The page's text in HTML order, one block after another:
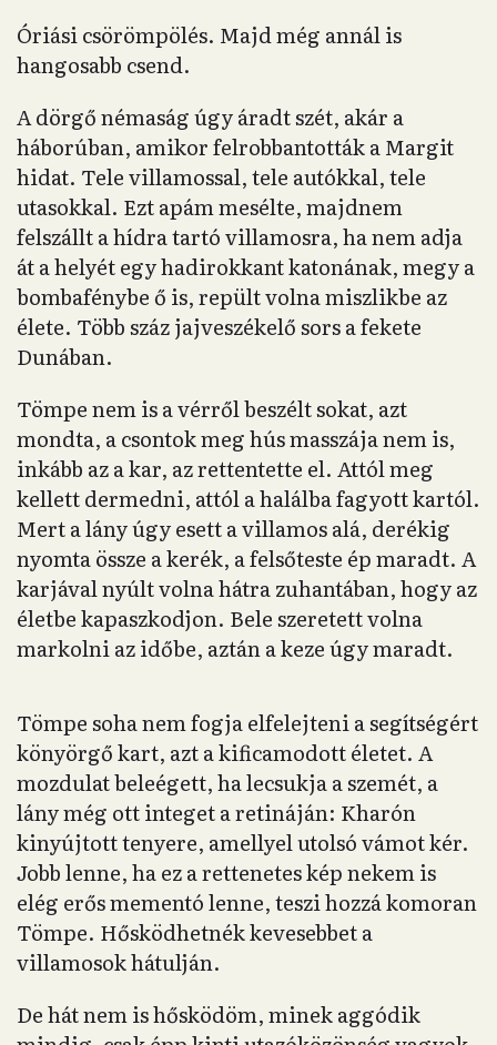
Óriási csörömpölés. Majd még annál is
hangosabb csend.
A dörgő némaság úgy áradt szét, akár a
háborúban, amikor felrobbantották a Margit
hidat. Tele villamossal, tele autókkal, tele
utasokkal. Ezt apám mesélte, majdnem
felszállt a hídra tartó villamosra, ha nem adja
át a helyét egy hadirokkant katonának, megy a
bombafénybe ő is, repült volna miszlikbe az
élete. Több száz jajveszékelő sors a fekete
Dunában.
Tömpe nem is a vérről beszélt sokat, azt
mondta, a csontok meg hús masszája nem is,
inkább az a kar, az rettentette el. Attól meg
kellett dermedni, attól a halálba fagyott kartól.
Mert a lány úgy esett a villamos alá, derékig
nyomta össze a kerék, a felsőteste ép maradt. A
karjával nyúlt volna hátra zuhantában, hogy az
életbe kapaszkodjon. Bele szeretett volna
markolni az időbe, aztán a keze úgy maradt.
Tömpe soha nem fogja elfelejteni a segítségért
könyörgő kart, azt a kificamodott életet. A
mozdulat beleégett, ha lecsukja a szemét, a
lány még ott integet a retináján: Kharón
kinyújtott tenyere, amellyel utolsó vámot kér.
Jobb lenne, ha ez a rettenetes kép nekem is
elég erős mementó lenne, teszi hozzá komoran
Tömpe. Hősködhetnék kevesebbet a
villamosok hátulján.
De hát nem is hősködöm, minek aggódik